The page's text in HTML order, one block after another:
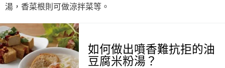
湯，香菜根則可做涼拌菜等。
如何做出噴香難抗拒的油
豆腐米粉湯？